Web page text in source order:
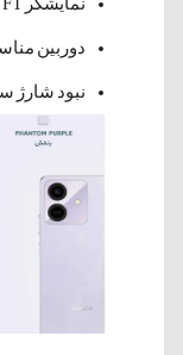
دوربین
نبود شارژ